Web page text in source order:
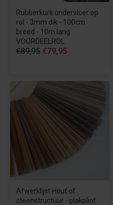
Rubberkurk ondervloer op
rol - 3mm dik - 100cm
breed - 10m lang
VOORDEELROL
€89,95 €79,95
Afwerklijst Hout of
steenstructuur - plakplint